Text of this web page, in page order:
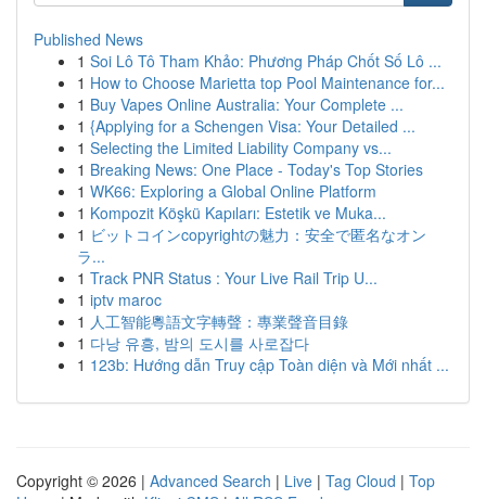
Published News
1 Soi Lô Tô Tham Khảo: Phương Pháp Chốt Số Lô ...
1 How to Choose Marietta top Pool Maintenance for...
1 Buy Vapes Online Australia: Your Complete ...
1 {Applying for a Schengen Visa: Your Detailed ...
1 Selecting the Limited Liability Company vs...
1 Breaking News: One Place - Today's Top Stories
1 WK66: Exploring a Global Online Platform
1 Kompozit Köşkü Kapıları: Estetik ve Muka...
1 ビットコインcopyrightの魅力：安全で匿名なオン
ラ...
1 Track PNR Status : Your Live Rail Trip U...
1 iptv maroc
1 人工智能粵語文字轉聲：專業聲音目錄
1 다낭 유흥, 밤의 도시를 사로잡다
1 123b: Hướng dẫn Truy cập Toàn diện và Mới nhất ...
Copyright © 2026 | Advanced Search | Live | Tag Cloud | Top